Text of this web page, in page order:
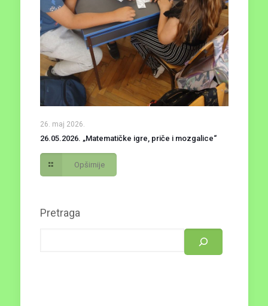
26. maj 2026.
26.05.2026. „Matematičke igre, priče i mozgalice“
Opširnije
Pretraga